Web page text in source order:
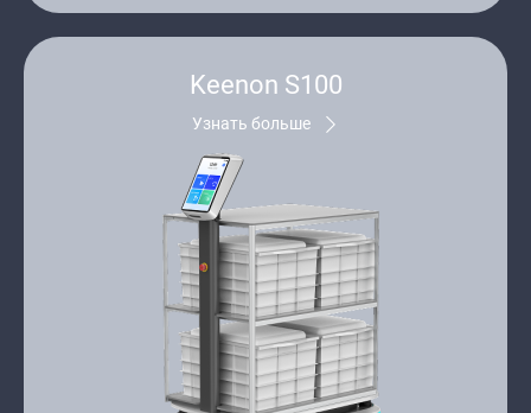
Keenon S100
Узнать больше